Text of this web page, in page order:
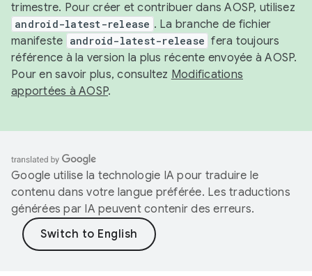
trimestre. Pour créer et contribuer dans AOSP, utilisez
android-latest-release . La branche de fichier
manifeste android-latest-release fera toujours
référence à la version la plus récente envoyée à AOSP.
Pour en savoir plus, consultez Modifications
apportées à AOSP.
Google utilise la technologie IA pour traduire le
contenu dans votre langue préférée. Les traductions
générées par IA peuvent contenir des erreurs.